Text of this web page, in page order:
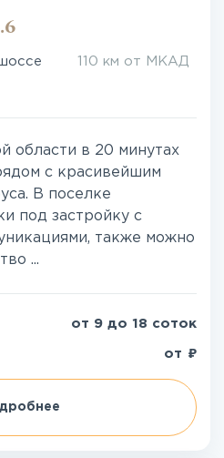
110 км от МКАД
области в 20 минутах
с красивейшим
В поселке
под застройку с
также можно
...
от 9 до 18 соток
от ₽